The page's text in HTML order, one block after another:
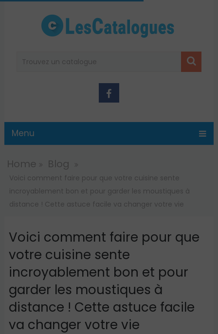
Menu
Home Blog
Voici comment faire pour que votre cuisine sente
incroyablement bon et pour garder les moustiques à
distance ! Cette astuce facile va changer votre vie
Voici comment faire pour que
votre cuisine sente
incroyablement bon et pour
garder les moustiques à
distance ! Cette astuce facile
va changer votre vie